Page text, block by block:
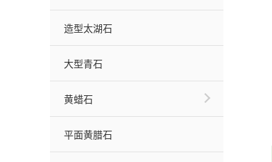
造型太湖石
大型青石
黄蜡石
平面黄腊石